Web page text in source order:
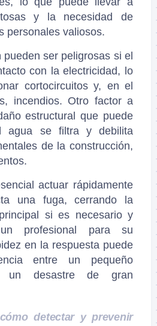
y la necesidad de
personales valiosos.
ser peligrosas si el
con la electricidad, lo
cortocircuitos y, en el
incendios. Otro factor a
estructural que puede
agua se filtra y debilita
de la construcción,
actuar rápidamente
una fuga, cerrando la
si es necesario y
profesional para su
en la respuesta puede
entre un pequeño
un desastre de gran
detectar y prevenir